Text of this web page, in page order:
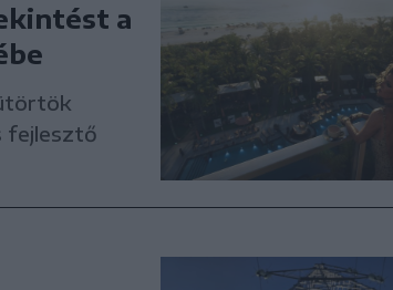
a
fejlesztő